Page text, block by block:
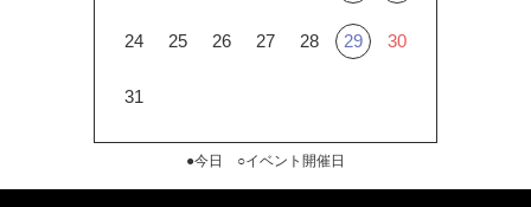
24 25 26 27 28 29 30
31
●今日 ○イベント開催日